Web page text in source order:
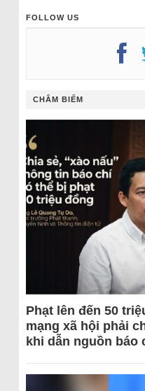
FOLLOW US
CHÂM BIẾM
Phạt lên đến 50
mạng xã hội phải
khi dẫn nguồn báo